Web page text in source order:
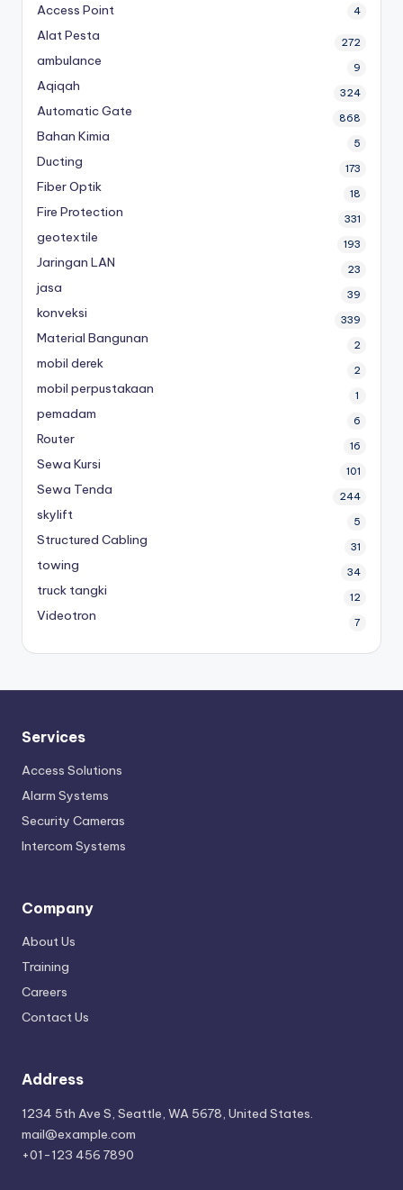
Access Point 4
Alat Pesta 272
ambulance 9
Aqiqah 324
Automatic Gate 868
Bahan Kimia 5
Ducting 173
Fiber Optik 18
Fire Protection 331
geotextile 193
Jaringan LAN 23
jasa 39
konveksi 339
Material Bangunan 2
mobil derek 2
mobil perpustakaan 1
pemadam 6
Router 16
Sewa Kursi 101
Sewa Tenda 244
skylift 5
Structured Cabling 31
towing 34
truck tangki 12
Videotron 7
Services
Access Solutions
Alarm Systems
Security Cameras
Intercom Systems
Company
About Us
Training
Careers
Contact Us
Address
1234 5th Ave S, Seattle, WA 5678, United States.
mail@example.com
+01-123 456 7890